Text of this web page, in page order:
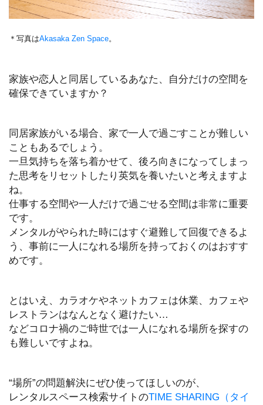
＊写真はAkasaka Zen Space。
家族や恋人と同居しているあなた、自分だけの空間を
確保できていますか？
同居家族がいる場合、家で一人で過ごすことが難しい
こともあるでしょう。
一旦気持ちを落ち着かせて、後ろ向きになってしまっ
た思考をリセットしたり英気を養いたいと考えますよ
ね。
仕事する空間や一人だけで過ごせる空間は非常に重要
です。
メンタルがやられた時にはすぐ避難して回復できるよ
う、事前に一人になれる場所を持っておくのはおすす
めです。
とはいえ、カラオケやネットカフェは休業、カフェや
レストランはなんとなく避けたい…
などコロナ禍のご時世では一人になれる場所を探すの
も難しいですよね。
“場所”の問題解決にぜひ使ってほしいのが、
レンタルスペース検索サイトのTIME SHARING（タイ